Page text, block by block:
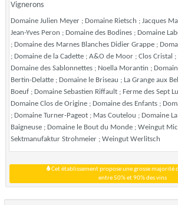
Vignerons
Domaine Julien Meyer ; Domaine Rietsch ; Jacques
Jean-Yves Peron ; Domaine des Bodines ; Domaine
; Domaine des Marnes Blanches Didier Grappe ;
; Domaine de la Cadette ; A&O de Moor ; Clos Cristal
Domaine des Sablonnettes ; Noella Morantin ;
Bertin-Delatte ; Domaine le Briseau ; La Grange aux
Boeuf ; Domaine Sebastien Riffault ; Ferme des Sept
Domaine Clos de Origine ; Domaine des Enfants ;
; Domaine Turner-Pageot ; Mas Coutelou ; Domaine
Baigneuse ; Domaine le Bout du Monde ; Weingut
Sektmanufaktur Strohmeier ; Weingut Werlitsch
Cet établissement propose une grosse majorité
entre 50% et 90% des vins